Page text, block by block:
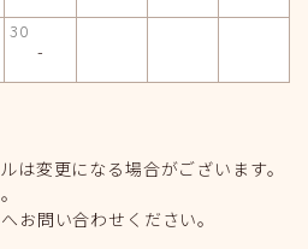
30
-
は変更になる場合がございます。
お問い合わせください。